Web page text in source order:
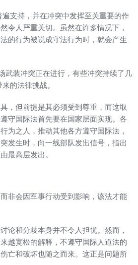
支持，并在冲突中发挥至关重要的作
令人严重关切。虽然在许多情况下，
的行为被说成守法行为时，就会产生
武装冲突正在进行，有些冲突持续了几
的法律挑战。
，但前提是其必须受到尊重，而这取
守国际法首先要在国家层面实现。各
为之人，推动其他各方遵守国际法，
发生时，向一线部队发出信号，指出
最高层发出。
非会因军事行动受到影响，该法才能
论和分歧本身并不令人担忧。然而，
越宽松的解释，不遵守国际人道法的
亡和破坏也随之而来。这正是问题所